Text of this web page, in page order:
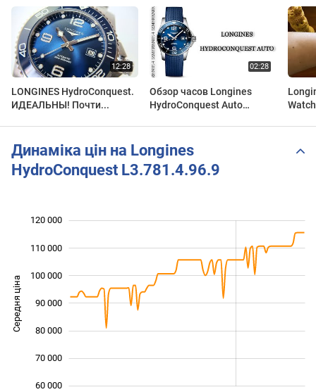
LONGINES HydroConquest.
ИДЕАЛЬНЫ! Почти...
Обзор часов Longines
HydroConquest Auto
Watch
Динаміка цін на Longines
HydroConquest L3.781.4.96.9
Середня ціна 100 000
60 000
70 000
80 000
90 000
100 000
110 000
120 000